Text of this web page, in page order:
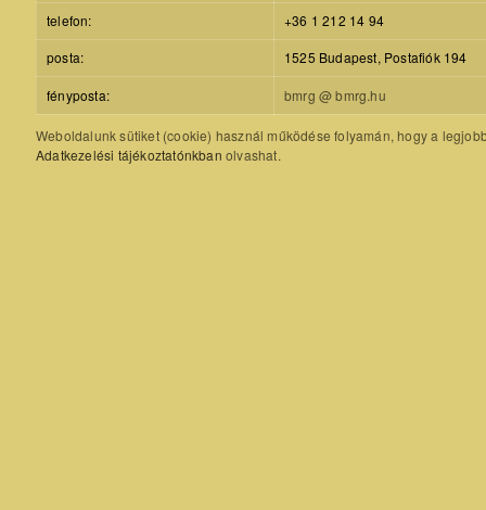
telefon:
+36 1 212 14 94
posta:
1525 Budapest, Postafiók 194
fényposta: bmrg @ bmrg.hu
Weboldalunk sütiket (cookie) használ működése folyamán, hogy a
Adatkezelési tájékoztatónkban olvashat.